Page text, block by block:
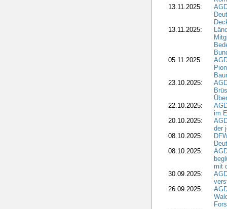
13.11.2025:
13.11.2025:
05.11.2025:
23.10.2025:
22.10.2025:
im
20.10.2025:
der
08.10.2025:
08.10.2025:
mit
30.09.2025:
26.09.2025: